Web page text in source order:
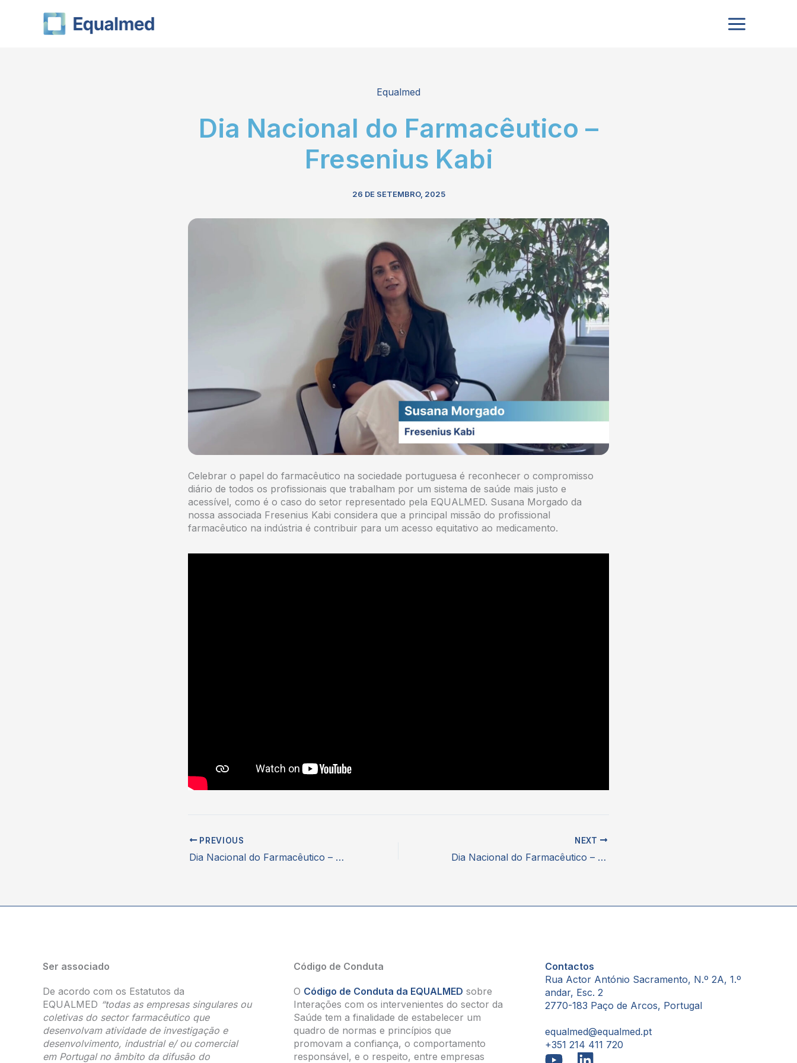
Equalmed
Dia Nacional do Farmacêutico –
Fresenius Kabi
26 DE SETEMBRO, 2025
Celebrar o papel do farmacêutico na sociedade portuguesa é reconhecer o compromisso
diário de todos os profissionais que trabalham por um sistema de saúde mais justo e
acessível, como é o caso do setor representado pela EQUALMED. Susana Morgado da
nossa associada Fresenius Kabi considera que a principal missão do profissional
farmacêutico na indústria é contribuir para um acesso equitativo ao medicamento.
PREVIOUS
Dia Nacional do Farmacêutico – Fresenius Kabi Portugal
NEXT
Dia Nacional do Farmacêutico – Sandoz
Ser associado
De acordo com os Estatutos da
EQUALMED “todas as empresas singulares ou
coletivas do sector farmacêutico que
desenvolvam atividade de investigação e
desenvolvimento, industrial e/ ou comercial
em Portugal no âmbito da difusão do
Código de Conduta
O Código de Conduta da EQUALMED sobre
Interações com os intervenientes do sector da
Saúde tem a finalidade de estabelecer um
quadro de normas e princípios que
promovam a confiança, o comportamento
responsável, e o respeito, entre empresas
Contactos
Rua Actor António Sacramento, N.º 2A, 1.º
andar, Esc. 2
2770-183 Paço de Arcos, Portugal
equalmed@equalmed.pt
+351 214 411 720